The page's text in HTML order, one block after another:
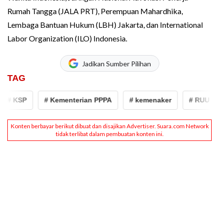
Rumah Tangga (JALA PRT), Perempuan Mahardhika,
Lembaga Bantuan Hukum (LBH) Jakarta, dan International
Labor Organization (ILO) Indonesia.
Jadikan Sumber Pilihan
TAG
# KSP # Kementerian PPPA # kemenaker # RUU